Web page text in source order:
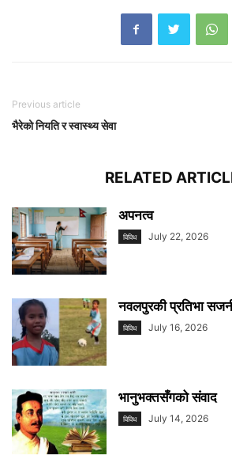
Previous article
भैरेको नियति र स्वास्थ्य सेवा
RELATED
अपनत्व
विविध July 22, 2026
नवलपुरकी प्रतिभा
विविध July 16, 2026
भानुभक्तसँगको संवाद
विविध July 14, 2026